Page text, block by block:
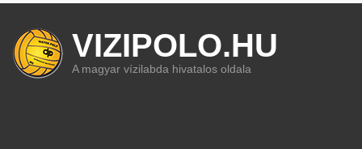
VIZIPOLO.HU
A magyar vízilabda hivatalos oldala